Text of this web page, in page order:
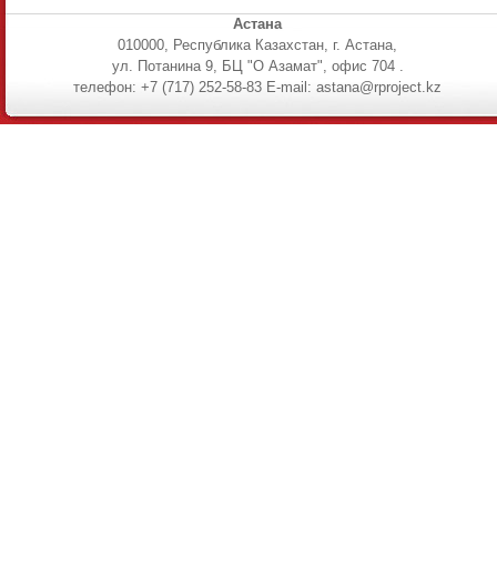
Астана
010000, Республика Казахстан, г. Астана,
ул. Потанина 9, БЦ "О Азамат", офис 704 .
телефон: +7 (717) 252-58-83 E-mail: astana@rproject.kz